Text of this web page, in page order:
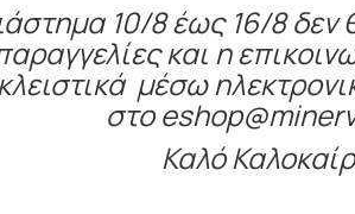
10/8 έως 16/8
και η
μέσω
στο
Καλό